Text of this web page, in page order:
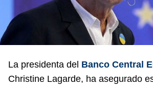
La presidenta del Banco Central
Christine Lagarde, ha asegurado